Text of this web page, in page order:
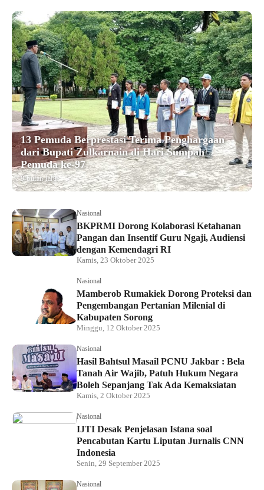
13 Pemuda Berprestasi Terima Penghargaan
dari Bupati Zulkarnain di Hari Sumpah
Pemuda ke-97
9 bulan lalu
Nasional
BKPRMI Dorong Kolaborasi Ketahanan
Pangan dan Insentif Guru Ngaji, Audiensi
dengan Kemendagri RI
Kamis, 23 Oktober 2025
Nasional
Mamberob Rumakiek Dorong Proteksi dan
Pengembangan Pertanian Milenial di
Kabupaten Sorong
Minggu, 12 Oktober 2025
Nasional
Hasil Bahtsul Masail PCNU Jakbar : Bela
Tanah Air Wajib, Patuh Hukum Negara
Boleh Sepanjang Tak Ada Kemaksiatan
Kamis, 2 Oktober 2025
Nasional
IJTI Desak Penjelasan Istana soal
Pencabutan Kartu Liputan Jurnalis CNN
Indonesia
Senin, 29 September 2025
Nasional